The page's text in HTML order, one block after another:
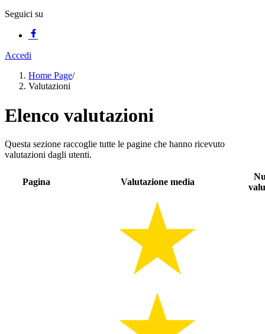
Seguici su
Accedi
Home Page/
Valutazioni
Elenco valutazioni
Questa sezione raccoglie tutte le pagine che hanno ricevuto
valutazioni dagli utenti.
Pagina Valutazione media